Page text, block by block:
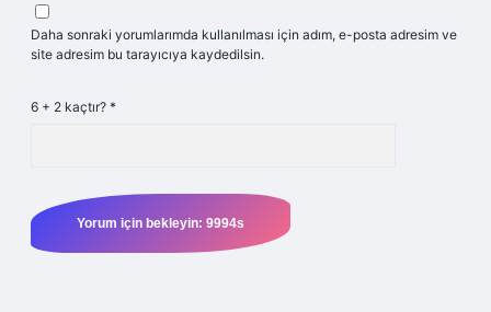
Daha sonraki yorumlarımda kullanılması için adım, e-posta adresim ve
site adresim bu tarayıcıya kaydedilsin.
6 + 2 kaçtır? *